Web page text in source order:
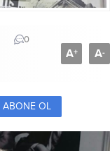
0
A+ A-
ABONE OL